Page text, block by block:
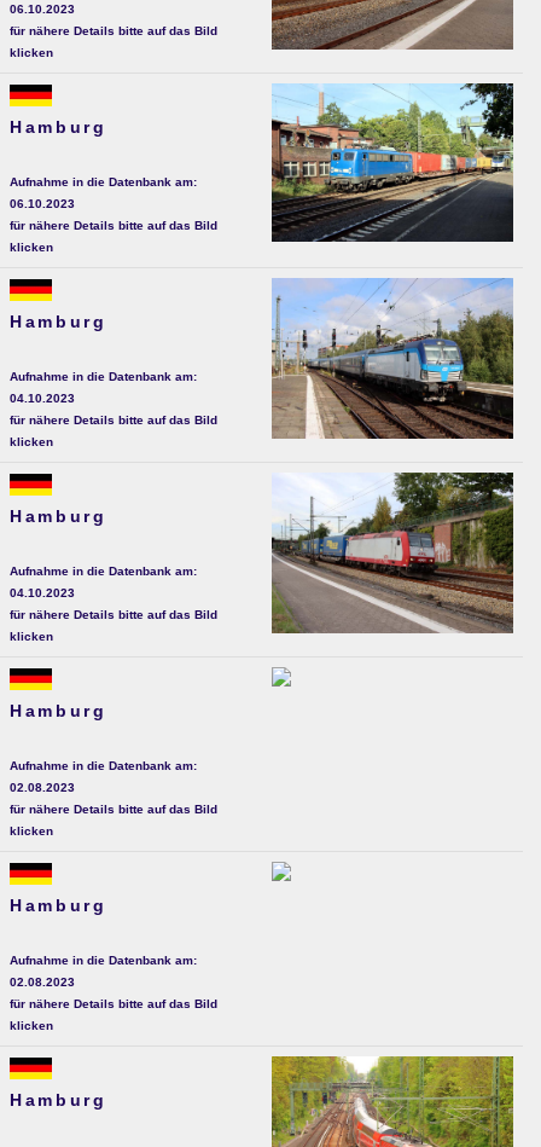
06.10.2023
für nähere Details bitte auf das Bild
klicken
Hamburg
Aufnahme in die Datenbank am:
06.10.2023
für nähere Details bitte auf das Bild
klicken
Hamburg
Aufnahme in die Datenbank am:
04.10.2023
für nähere Details bitte auf das Bild
klicken
Hamburg
Aufnahme in die Datenbank am:
04.10.2023
für nähere Details bitte auf das Bild
klicken
Hamburg
Aufnahme in die Datenbank am:
02.08.2023
für nähere Details bitte auf das Bild
klicken
Hamburg
Aufnahme in die Datenbank am:
02.08.2023
für nähere Details bitte auf das Bild
klicken
Hamburg